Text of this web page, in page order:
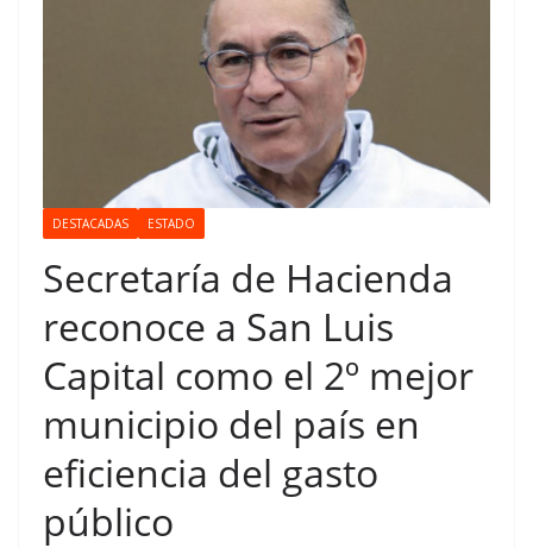
DESTACADAS ESTADO
Secretaría de Hacienda
reconoce a San Luis
Capital como el 2º mejor
municipio del país en
eficiencia del gasto
público